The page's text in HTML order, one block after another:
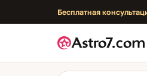
Бесплатная